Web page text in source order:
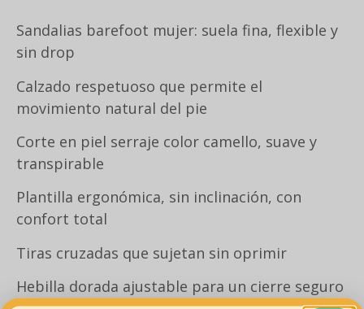
Sandalias barefoot mujer: suela fina, flexible y
sin drop
Calzado respetuoso que permite el
movimiento natural del pie
Corte en piel serraje color camello, suave y
transpirable
Plantilla ergonómica, sin inclinación, con
confort total
Tiras cruzadas que sujetan sin oprimir
Hebilla dorada ajustable para un cierre seguro